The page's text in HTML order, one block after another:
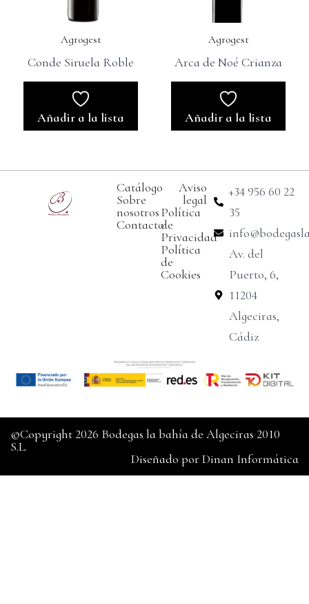
Agrogest
Conde Siruela Roble
Añadir a la lista
Agrogest
Arca de Noé Crianza
Añadir a la lista
Catálogo
Sobre
nosotros
Contacto
Aviso
legal
Política
de
Privacidad
Política
de
Cookies
+34 956 60 22
35
Av. del
Puerto, 6,
11204
Algeciras,
Cádiz
©Copyright 2026 Bodegas la bahía de Algeciras 2010
S.L.
Diseñado por Dinan Informática